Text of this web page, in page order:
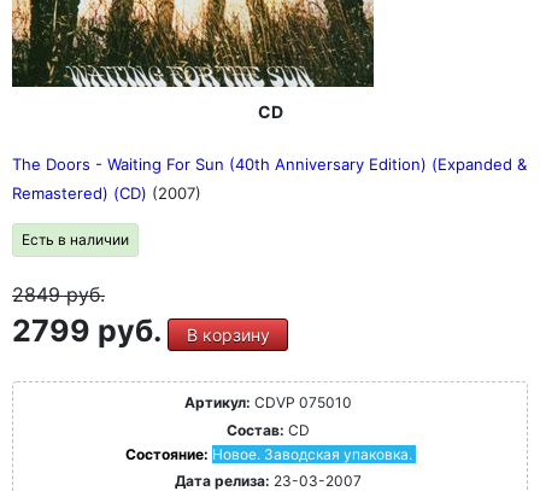
CD
The Doors - Waiting For Sun (40th Anniversary Edition) (Expanded &
Remastered) (CD) (2007)
Есть в наличии
2849руб.
2799 руб. В корзину
Артикул: CDVP 075010
Состав: CD
Состояние: Новое. Заводская упаковка.
Дата релиза: 23-03-2007